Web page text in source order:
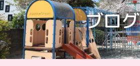
ブログ